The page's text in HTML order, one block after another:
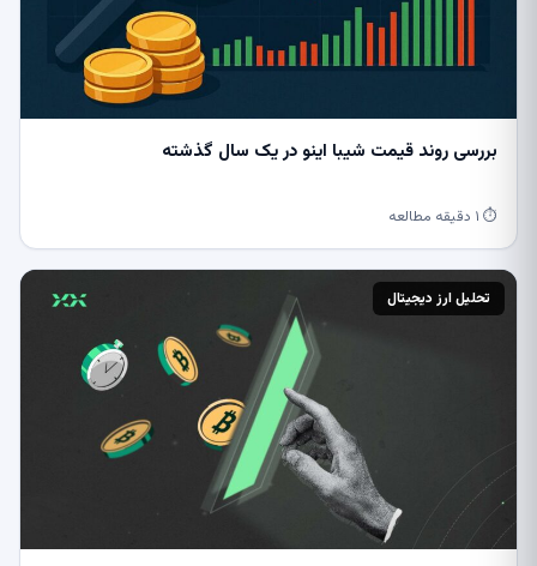
بررسی روند قیمت شیبا اینو در یک سال گذشته
⏱ ۱ دقیقه مطالعه
تحلیل ارز دیجیتال